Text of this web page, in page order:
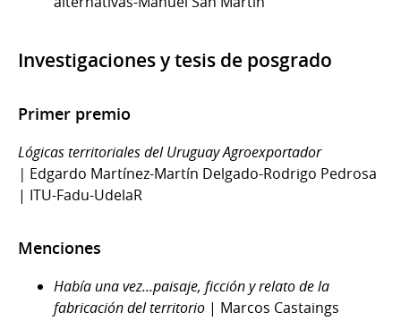
Investigaciones y tesis de posgrado
Primer premio
Lógicas territoriales del Uruguay Agroexportador
| Edgardo Martínez-Martín Delgado-Rodrigo Pedrosa
| ITU-Fadu-UdelaR
Menciones
Había una vez...paisaje, ficción y relato de la
fabricación del territorio | Marcos Castaings